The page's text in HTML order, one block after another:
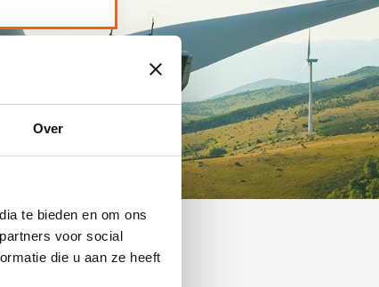
Over
te bieden en om ons
voor social
die u aan ze heeft